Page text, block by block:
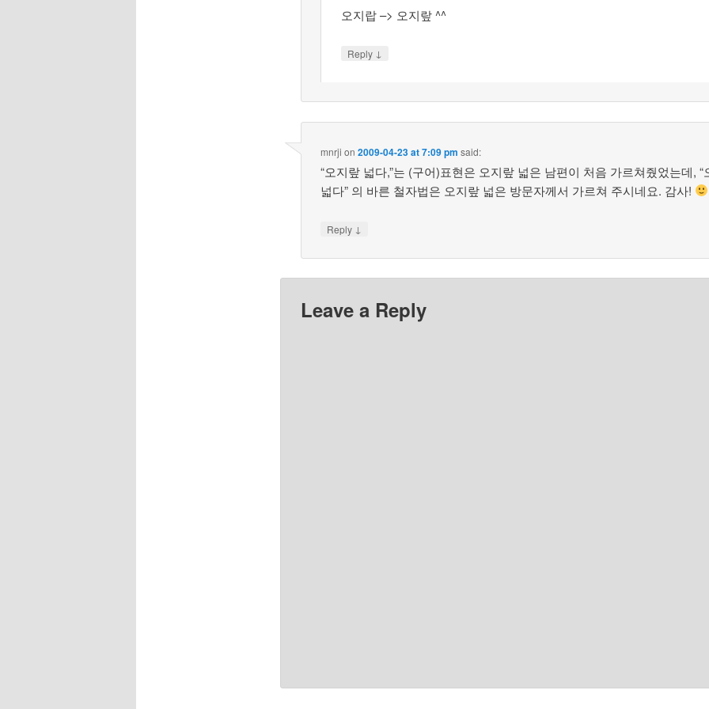
오지랍 –> 오지랖 ^^
Reply ↓
mnrji on2009-04-23 at 7:09 pm said:
“오지랖 넓다,”는 (구어)표현은 오지랖 넓은 남편이 처음 가르쳐줬었는데, “
넓다” 의 바른 철자법은 오지랖 넓은 방문자께서 가르쳐 주시네요. 감사!
Reply ↓
Leave a Reply